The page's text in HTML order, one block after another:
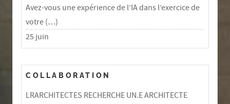
Avez-vous une expérience de l’IA dans l’exercice de
votre (…)
25 juin
COLLABORATION
LRARCHITECTES RECHERCHE UN.E ARCHITECTE